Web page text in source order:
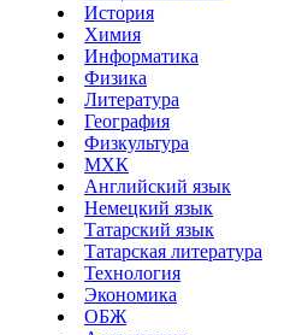
История
Химия
Информатика
Физика
Литература
География
Физкультура
МХК
Английский язык
Немецкий язык
Татарский язык
Татарская литература
Технология
Экономика
ОБЖ